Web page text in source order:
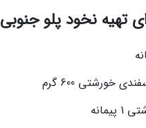
تهیه نخود پلو جنوبی
خورشتی 600 گرم